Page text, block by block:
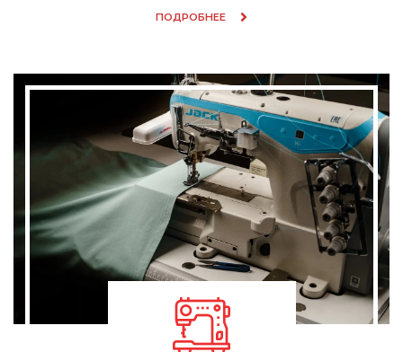
ПОДРОБНЕЕ